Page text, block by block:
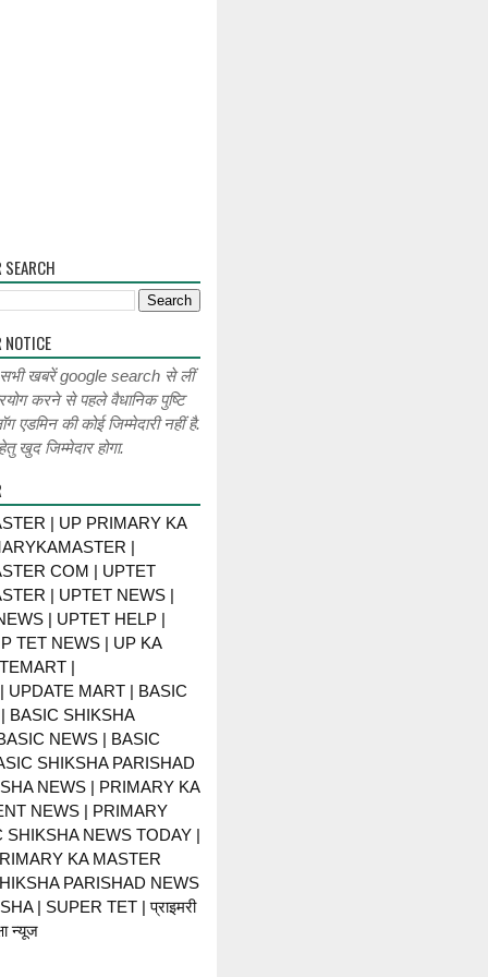
सभी खबरें google search से लीं
करने से पहले वैधानिक पुष्टि
की कोई जिम्मेदारी नहीं है.
खुद जिम्मेदार होगा.
| UP PRIMARY KA
|
COM | UPTET
| UPTET NEWS |
| UPTET HELP |
TET NEWS | UP KA
|
UPDATE MART | BASIC
BASIC SHIKSHA
NEWS | BASIC
SHIKSHA PARISHAD
NEWS | PRIMARY KA
NEWS | PRIMARY
NEWS TODAY |
KA MASTER
PARISHAD NEWS
| SUPER TET | प्राइमरी
न्यूज